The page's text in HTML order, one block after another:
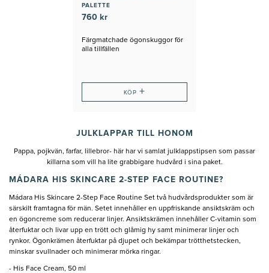
PALETTE
760 kr
Färgmatchade ögonskuggor för
alla tillfällen
KÖP +
JULKLAPPAR TILL HONOM
Pappa, pojkvän, farfar, lillebror- här har vi samlat julklappstipsen som passar
killarna som vill ha lite grabbigare hudvård i sina paket.
MÁDARA HIS SKINCARE 2-STEP FACE ROUTINE?
Mádara His Skincare 2-Step Face Routine Set två hudvårdsprodukter som är
särskilt framtagna för män. Setet innehåller en uppfriskande ansiktskräm och
en ögoncreme som reducerar linjer. Ansiktskrämen innehåller C-vitamin som
återfuktar och livar upp en trött och glåmig hy samt minimerar linjer och
rynkor. Ögonkrämen återfuktar på djupet och bekämpar trötthetstecken,
minskar svullnader och minimerar mörka ringar.
- His Face Cream, 50 ml